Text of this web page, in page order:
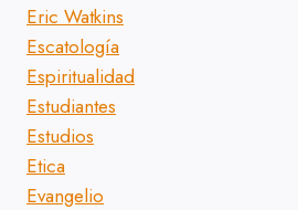
Eric Watkins
Escatología
Espiritualidad
Estudiantes
Estudios
Etica
Evangelio